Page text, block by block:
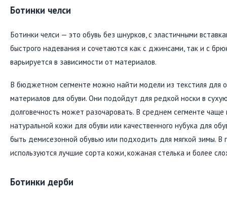
Ботинки челси
Ботинки челси — это обувь без шнурков, с эластичными
быстрого надевания и сочетаются как с джинсами, так и с
варьируется в зависимости от материалов.
В бюджетном сегменте можно найти модели из текстиля для
материалов для обуви. Они подойдут для редкой носки в
долговечность может разочаровать. В среднем сегменте
натуральной кожи для обуви или качественного нубука для
быть демисезонной обувью или подходить для мягкой зимы. В
используются лучшие сорта кожи, кожаная стелька и более
Ботинки дерби